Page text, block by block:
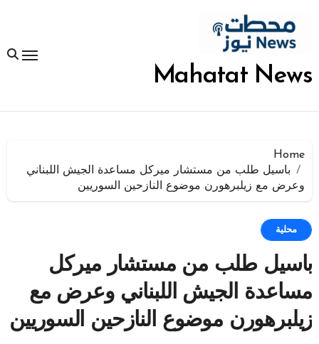
المحتوى
Mahatat News
Home
باسيل طلب من مستشار ميركل مساعدة الجيش اللبناني
وعرض مع زيلبرهورن موضوع النازحين السوريين
محلية
باسيل طلب من مستشار ميركل
مساعدة الجيش اللبناني وعرض مع
زيلبرهورن موضوع النازحين السوريين